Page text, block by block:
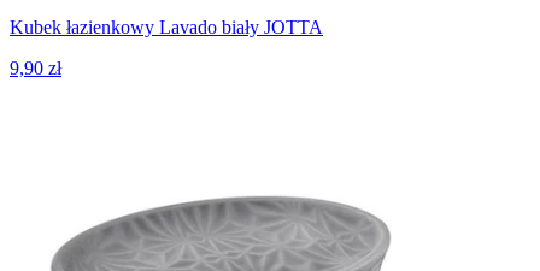
Kubek łazienkowy Lavado biały JOTTA
9,90 zł